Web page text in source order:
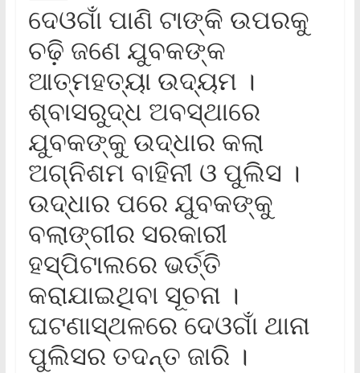
ଦେଓଗାଁ ପାଣି ଟାଙ୍କି ଉପରକୁ
ଚଢ଼ି ଜଣେ ଯୁବକଙ୍କ
ଆତ୍ମହତ୍ୟା ଉଦ୍ୟମ ।
ଶ୍ବାସରୁଦ୍ଧ ଅବସ୍ଥାରେ
ଯୁବକଙ୍କୁ ଉଦ୍ଧାର କଲା
ଅଗ୍ନିଶମ ବାହିନୀ ଓ ପୁଲିସ ।
ଉଦ୍ଧାର ପରେ ଯୁବକଙ୍କୁ
ବଲାଙ୍ଗୀର ସରକାରୀ
ହସ୍ପିଟାଲରେ ଭର୍ତ୍ତି
କରାଯାଇଥିବା ସୂଚନା ।
ଘଟଣାସ୍ଥଳରେ ଦେଓଗାଁ ଥାନା
ପୁଲିସର ତଦନ୍ତ ଜାରି ।